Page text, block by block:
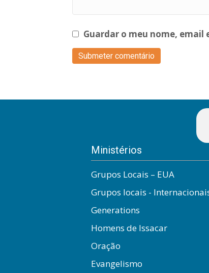
Guardar o meu nome, email
Ministérios
Grupos Locais – EUA
Grupos locais -
Generations
Homens de Issacar
Oração
Evangelismo